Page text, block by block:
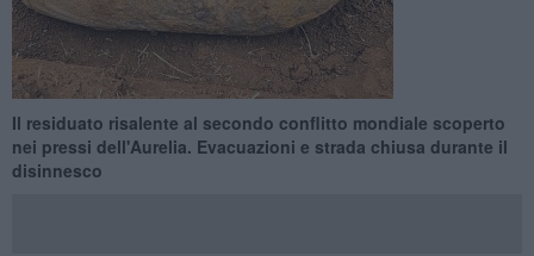
Il residuato risalente al secondo conflitto mondiale scoperto
nei pressi dell'Aurelia. Evacuazioni e strada chiusa durante il
disinnesco